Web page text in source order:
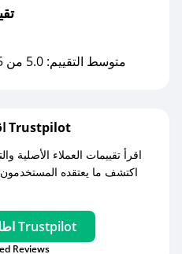
مع صحصح، تسوق بذكاء
متوسط التقييم: 5.0 من 5 نجوم بواسطة 0 مستخدمين
اقرأ تقييمات واراء العملاء على Trustpilot
اقرأ تقييمات العملاء الأصلية
اكتشف ما يعتقده
اطلع على آراء عملائنا على Trustpilot
Reviews